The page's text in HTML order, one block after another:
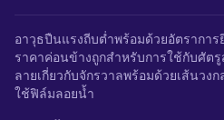
อาวุธปืนแรงถีบต่ำพร้อมด้วยอัตรากา
ราคาค่อนข้างถูกสำหรับการใช้กับศัต
ลายเกี่ยวกับจักรวาลพร้อมด้วยเส้นวง
ใช้ฟิล์มลอยน้ำ